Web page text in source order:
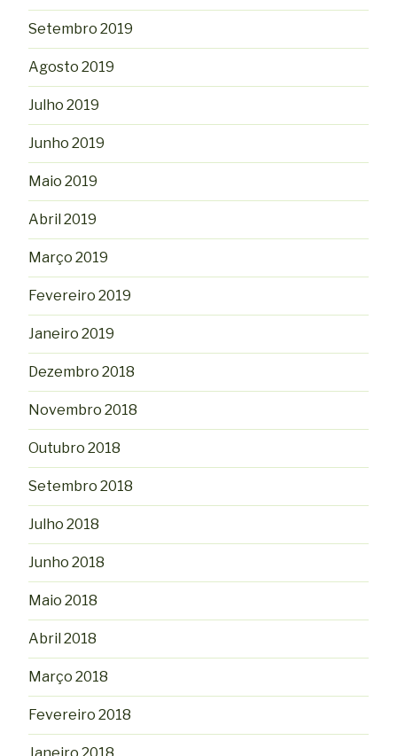
Setembro 2019
Agosto 2019
Julho 2019
Junho 2019
Maio 2019
Abril 2019
Março 2019
Fevereiro 2019
Janeiro 2019
Dezembro 2018
Novembro 2018
Outubro 2018
Setembro 2018
Julho 2018
Junho 2018
Maio 2018
Abril 2018
Março 2018
Fevereiro 2018
Janeiro 2018